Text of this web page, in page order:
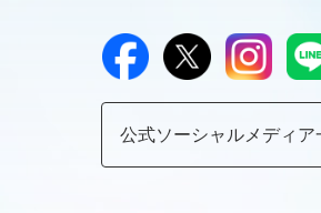
公式ソーシャルメディア